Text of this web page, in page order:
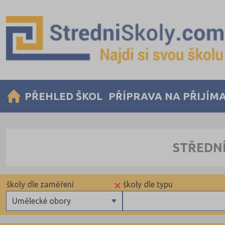
PŘEHLED ŠKOL PŘÍPRAVA NA
školy dle typu
×
Umělecké obory
školy dle zaměření